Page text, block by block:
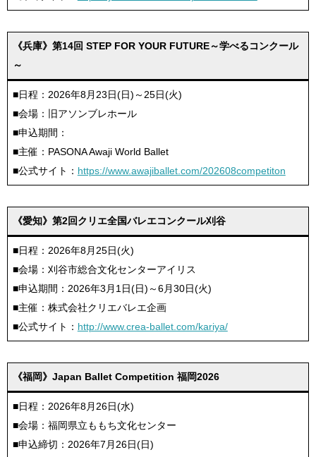
《兵庫》第14回 STEP FOR YOUR FUTURE～学べるコンクール
～
■日程：2026年8月23日(日)～25日(火)
■会場：旧アソンブレホール
■申込期間：
■主催：PASONA Awaji World Ballet
■公式サイト： https://www.awajiballet.com/202608competiton
《愛知》第2回クリエ全国バレエコンクール刈谷
■日程：2026年8月25日(火)
■会場：刈谷市総合文化センターアイリス
■申込期間：2026年3月1日(日)～6月30日(火)
■主催：株式会社クリエバレエ企画
■公式サイト： http://www.crea-ballet.com/kariya/
《福岡》Japan Ballet Competition 福岡2026
■日程：2026年8月26日(水)
■会場：福岡県立ももち文化センター
■申込締切：2026年7月26日(日)